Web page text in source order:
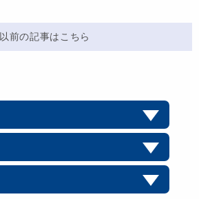
以前の記事はこちら